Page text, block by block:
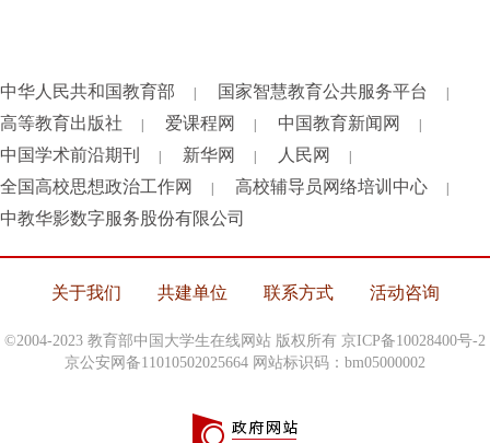
中华人民共和国教育部 国家智慧教育公共服务平台
高等教育出版社 爱课程网 中国教育新闻网
中国学术前沿期刊 新华网 人民网
全国高校思想政治工作网 高校辅导员网络培训中心
中教华影数字服务股份有限公司
关于我们 共建单位 联系方式 活动咨询
©2004-2023 教育部中国大学生在线网站 版权所有 京ICP备10028400号-2
京公安网备11010502025664 网站标识码：bm05000002